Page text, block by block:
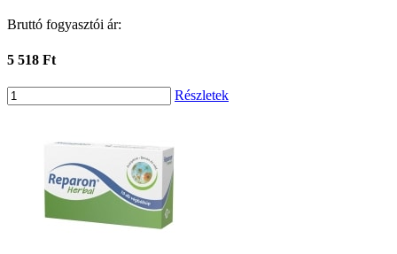
Bruttó fogyasztói ár:
5 518 Ft
Részletek